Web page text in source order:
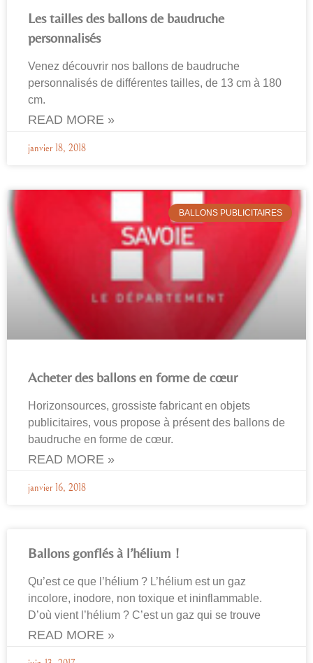
Les tailles des ballons de baudruche
personnalisés
Venez découvrir nos ballons de baudruche
personnalisés de différentes tailles, de 13 cm à 180
cm.
READ MORE »
janvier 18, 2018
BALLONS PUBLICITAIRES
Acheter des ballons en forme de cœur
Horizonsources, grossiste fabricant en objets
publicitaires, vous propose à présent des ballons de
baudruche en forme de cœur.
READ MORE »
janvier 16, 2018
Ballons gonflés à l’hélium !
Qu’est ce que l’hélium ? L’hélium est un gaz
incolore, inodore, non toxique et ininflammable.
D’où vient l’hélium ? C’est un gaz qui se trouve
READ MORE »